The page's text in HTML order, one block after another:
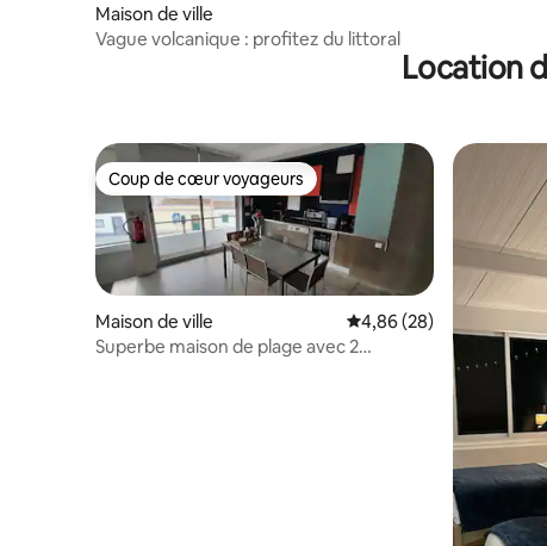
Maison de ville
Vague volcanique : profitez du littoral
Location
Coup de cœur voyageurs
Coup de cœur voyageurs
Maison de ville Évaluation moyenne
4,86 (28)
Superbe maison de plage avec 2